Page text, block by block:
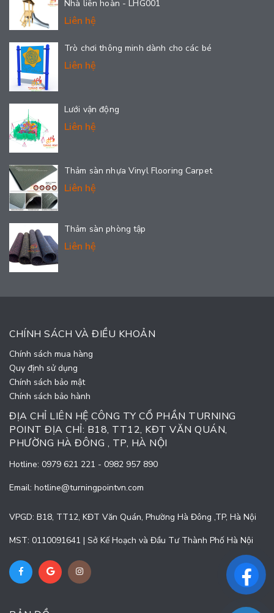
Nhà liên hoàn - LHG001
Liên hệ
Trò chơi thông minh dành cho các bé
Liên hệ
Lưới vận động
Liên hệ
Thảm sàn nhựa Vinyl Flooring Carpet
Liên hệ
Thảm sàn phòng tập
Liên hệ
CHÍNH SÁCH VÀ ĐIỀU KHOẢN
Chính sách mua hàng
Quy định sử dụng
Chính sách bảo mật
Chính sách bảo hành
ĐỊA CHỈ LIÊN HỆ CÔNG TY CỔ PHẦN TURNING
POINT ĐỊA CHỈ: B18, TT12, KĐT VĂN QUÁN,
PHƯỜNG HÀ ĐÔNG , TP, HÀ NỘI
Hotline: 0979 621 221 - 0982 957 890
Email: hotline@turningpointvn.com
VPGD: B18, TT12, KĐT Văn Quán, Phường Hà Đông ,TP, Hà Nội
MST: 0110091641 | Sở Kế Hoạch và Đầu Tư Thành Phố Hà Nội